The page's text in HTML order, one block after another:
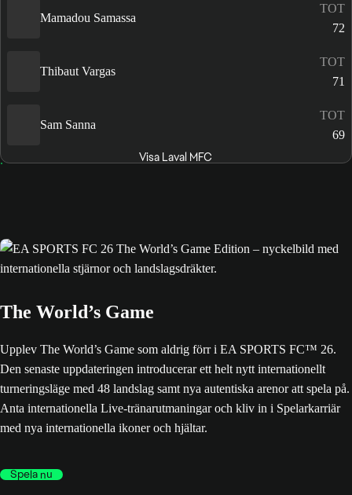
Mamadou Samassa
TOT
72
Thibaut Vargas
TOT
71
Sam Sanna
TOT
69
Visa Laval MFC
The World’s Game
Upplev The World’s Game som aldrig förr i EA SPORTS FC™ 26.
Den senaste uppdateringen introducerar ett helt nytt internationellt
turneringsläge med 48 landslag samt nya autentiska arenor att spela på.
Anta internationella Live-tränarutmaningar och kliv in i Spelarkarriär
med nya internationella ikoner och hjältar.
Spela nu